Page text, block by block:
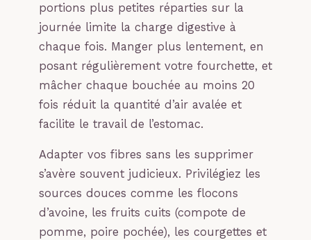
portions plus petites réparties sur la
journée limite la charge digestive à
chaque fois. Manger plus lentement, en
posant régulièrement votre fourchette, et
mâcher chaque bouchée au moins 20
fois réduit la quantité d’air avalée et
facilite le travail de l’estomac.
Adapter vos fibres sans les supprimer
s’avère souvent judicieux. Privilégiez les
sources douces comme les flocons
d’avoine, les fruits cuits (compote de
pomme, poire pochée), les courgettes et